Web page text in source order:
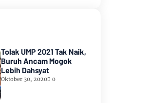
Tolak UMP 2021 Tak Naik,
Buruh Ancam Mogok
Lebih Dahsyat
Oktober 30, 2020 0